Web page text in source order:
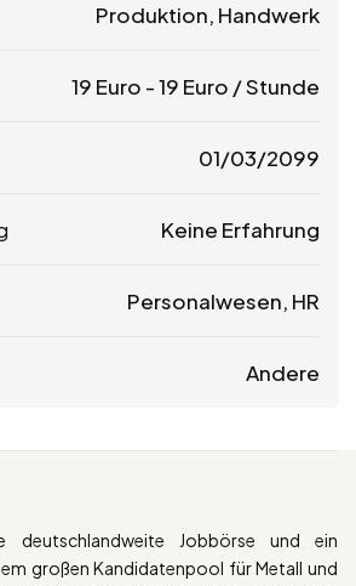
Produktion, Handwerk
19 Euro -19 Euro / Stunde
01/03/2099
Keine Erfahrung
Personalwesen, HR
Andere
deutschlandweite Jobbörse und ein
großen Kandidatenpool für Metall und